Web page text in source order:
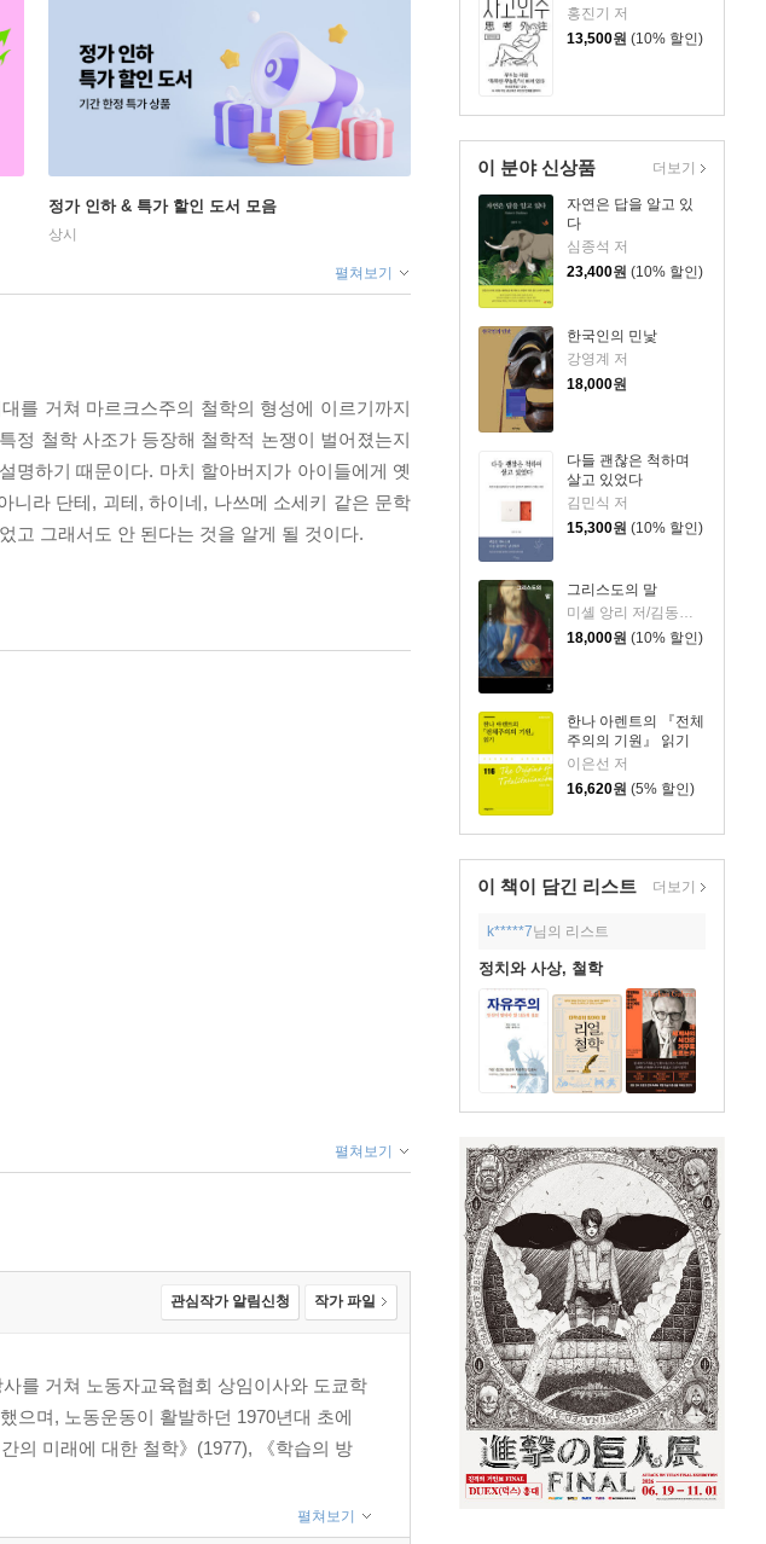
홍진기 저
13,500원 (10% 할인)
이 분야 신상품
자연은 답을 알고 있
다
심종석 저
23,400원 (10% 할인)
한국인의 민낯
강영계 저
18,000원
다들 괜찮은 척하며
살고 있었다
김민식 저
15,300원 (10% 할인)
그리스도의 말
18,000원 (10% 할인)
한나 아렌트의 『전체
주의의 기원』 읽기
이은선 저
16,620원 (5% 할인)
더보기
이 책이 담긴 리스트 더보기
k*****7님의 리스트
정치와 사상, 철학
정가 인하 & 특가 할인 도서 모음
상시
펼쳐보기
를 거쳐 마르크스주의 철학의 형성에 이르기까지
정 철학 사조가 등장해 철학적 논쟁이 벌어졌는지
명하기 때문이다. 마치 할아버지가 아이들에게 옛
니라 단테, 괴테, 하이네, 나쓰메 소세키 같은 문학
고 그래서도 안 된다는 것을 알게 될 것이다.
펼쳐보기
관심작가 알림신청 작가 파일
를 거쳐 노동자교육협회 상임이사와 도쿄학
으며, 노동운동이 활발하던 1970년대 초에
의 미래에 대한 철학》(1977), 《학습의 방
펼쳐보기